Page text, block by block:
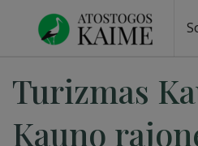
Turizmas
Kauno